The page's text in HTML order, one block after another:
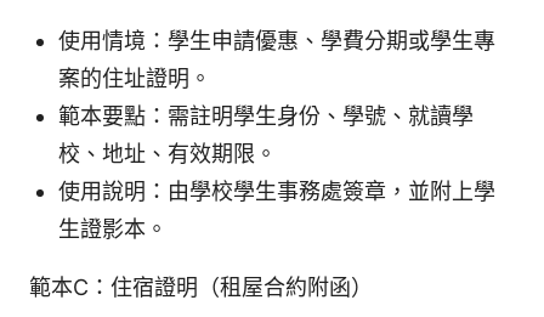
使用情境：學生申請優惠、學費分期或學生專
案的住址證明。
範本要點：需註明學生身份、學號、就讀學
校、地址、有效期限。
使用說明：由學校學生事務處簽章，並附上學
生證影本。
範本C：住宿證明（租屋合約附函）